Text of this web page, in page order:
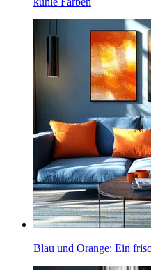
Blau und Orange: Ein